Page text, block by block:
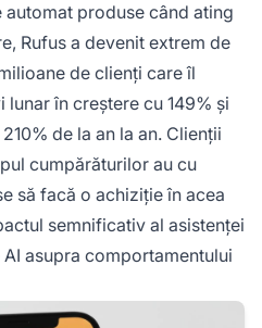
produse când ating
Rufus a devenit extrem de
de clienți care îl
în creștere cu 149% și
de la an la an. Clienții
cumpărăturilor au cu
să facă o achiziție în acea
semnificativ al asistenței
asupra comportamentului